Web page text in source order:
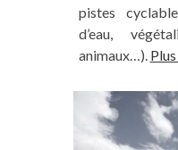
pistes
d’eau,
animaux…).